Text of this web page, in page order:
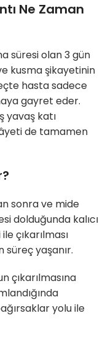
Ne Zaman
süresi olan 3 gün
kusma şikayetinin
hasta sadece
gayret eder.
yavaş katı
de tamamen
sonra ve mide
dolduğunda kalıcı
çıkarılması
süreç yaşanır.
çıkarılmasına
yolu ile